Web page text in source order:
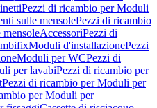
Pezzi di ricambio per Moduli
sulle mensolePezzi di ricambio
AccessoriPezzi di
Moduli d'installazionePezzi
Moduli per WCPezzi di
per lavabiPezzi di ricambio per
Pezzi di ricambio per Moduli per
per Moduli per